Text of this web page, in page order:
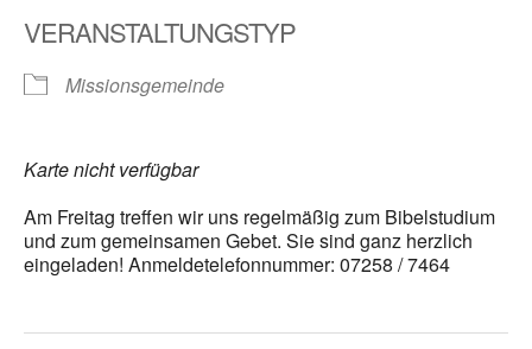
VERANSTALTUNGSTYP
Missionsgemeinde
Karte nicht verfügbar
Am Freitag treffen wir uns regelmäßig zum Bibelstudium
und zum gemeinsamen Gebet. Sie sind ganz herzlich
eingeladen! Anmeldetelefonnummer: 07258 / 7464